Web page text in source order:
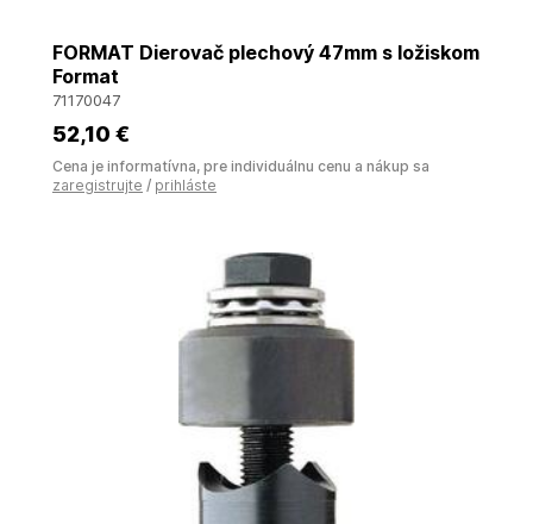
FORMAT Dierovač plechový 47mm s ložiskom
Format
71170047
52,10 €
Cena je informatívna, pre individuálnu cenu a nákup sa
zaregistrujte / prihláste